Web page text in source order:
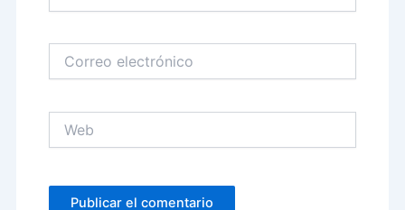
electrónico